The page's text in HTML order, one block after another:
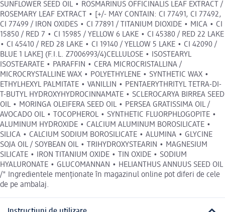
SUNFLOWER SEED OIL • ROSMARINUS OFFICINALIS LEAF EXTRACT /
ROSEMARY LEAF EXTRACT • [+/- MAY CONTAIN: CI 77491, CI 77492,
CI 77499 / IRON OXIDES • CI 77891 / TITANIUM DIOXIDE • MICA • CI
15850 / RED 7 • CI 15985 / YELLOW 6 LAKE • CI 45380 / RED 22 LAKE
• CI 45410 / RED 28 LAKE • CI 19140 / YELLOW 5 LAKE • CI 42090 /
BLUE 1 LAKE] (F.I.L. Z7006993/4)CELLULOSE • ISOSTEARYL
ISOSTEARATE • PARAFFIN • CERA MICROCRISTALLINA /
MICROCRYSTALLINE WAX • POLYETHYLENE • SYNTHETIC WAX •
ETHYLHEXYL PALMITATE • VANILLIN • PENTAERYTHRITYL TETRA-DI-
T-BUTYL HYDROXYHYDROCINNAMATE • SCLEROCARYA BIRREA SEED
OIL • MORINGA OLEIFERA SEED OIL • PERSEA GRATISSIMA OIL /
AVOCADO OIL • TOCOPHEROL • SYNTHETIC FLUORPHLOGOPITE •
ALUMINUM HYDROXIDE • CALCIUM ALUMINUM BOROSILICATE •
SILICA • CALCIUM SODIUM BOROSILICATE • ALUMINA • GLYCINE
SOJA OIL / SOYBEAN OIL • TRIHYDROXYSTEARIN • MAGNESIUM
SILICATE • IRON TITANIUM OXIDE • TIN OXIDE • SODIUM
HYALURONATE • GLUCOMANNAN • HELIANTHUS ANNUUS SEED OIL
/" Ingredientele menționate în magazinul online pot diferi de cele
de pe ambalaj.